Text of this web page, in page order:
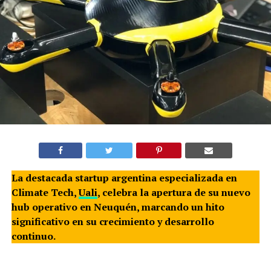
La destacada startup argentina especializada en
Climate Tech,Uali, celebra la apertura de su nuevo
hub operativo en Neuquén, marcando un hito
significativo en su crecimiento y desarrollo
continuo.